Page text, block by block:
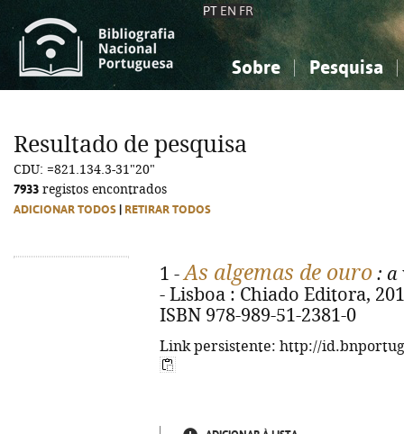
PT EN FR
Sobre Pesquisa
Ciências sociais...
Ciências sociais...
Resultado de pesquisa
CDU: =821.134.3-31"20"
7933 registos encontrados
ADICIONAR TODOS RETIRAR TODOS
1 -As algemas de ouro : a
- Lisboa : Chiado Editora,
ISBN 978-989-51-2381-0
Link persistente: http://